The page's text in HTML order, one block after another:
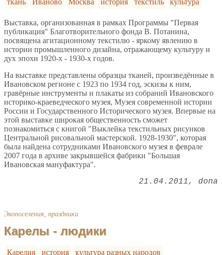
ткань Иваново Москва история текстиль культура
Выставка, организованная в рамках Программы "Первая
публикация" Благотворительного фонда В. Потанина,
посвящена агитационному текстилю - яркому явлению в
истории промышленного дизайна, отражающему культуру и
дух эпохи 1920-х - 1930-х годов.
На выставке представлены образцы тканей, произведённые в
Ивановском регионе с 1923 по 1934 год, эскизы к ним,
гравёрные инструменты и плакаты из собраний Ивановского
историко-краеведческого музея, Музея современной истории
России и Государственного Исторического музея. Впервые на
этой выставке широкая общественность сможет
познакомиться с книгой "Выклейка текстильных рисунков
Центральной рисовальной мастерской. 1928-1930", которая
была найдена сотрудниками Ивановского музея в феврале
2007 года в архиве закрывшейся фабрики "Большая
Ивановская мануфактура".
21.04.2011 dona
Экопоселения, праздники
Карелы - людики
Карелия история культура разных народов